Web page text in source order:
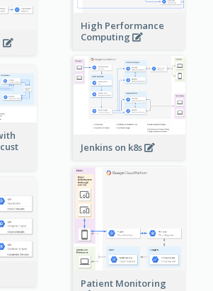
High Performance
Computing
Jenkins on k8s
Patient Monitoring